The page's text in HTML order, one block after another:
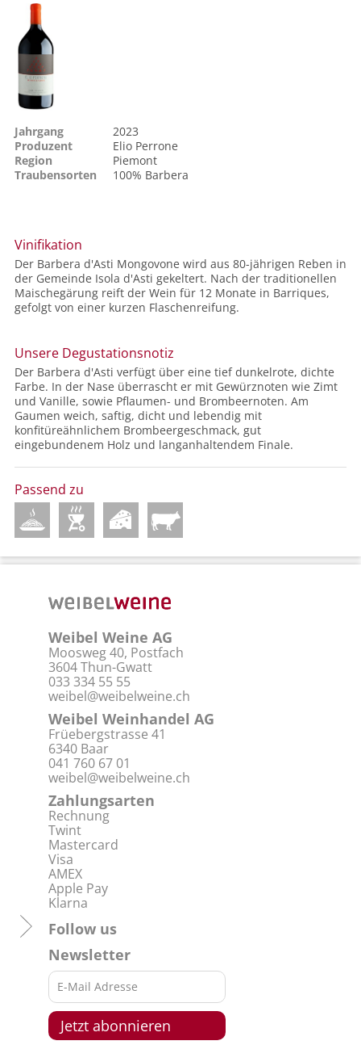
Jahrgang
2023
Produzent
Elio Perrone
Region
Piemont
Traubensorten
100% Barbera
Vinifikation
Der Barbera d'Asti Mongovone wird aus 80-jährigen Reben in
der Gemeinde Isola d'Asti gekeltert. Nach der traditionellen
Maischegärung reift der Wein für 12 Monate in Barriques,
gefolgt von einer kurzen Flaschenreifung.
Unsere Degustationsnotiz
Der Barbera d'Asti verfügt über eine tief dunkelrote, dichte
Farbe. In der Nase überrascht er mit Gewürznoten wie Zimt
und Vanille, sowie Pflaumen- und Brombeernoten. Am
Gaumen weich, saftig, dicht und lebendig mit
konfitüreähnlichem Brombeergeschmack, gut
eingebundenem Holz und langanhaltendem Finale.
Passend zu
Weibel Weine AG
Moosweg 40, Postfach
3604 Thun-Gwatt
033 334 55 55
weibel@weibelweine.ch
Weibel Weinhandel AG
Früebergstrasse 41
6340 Baar
041 760 67 01
weibel@weibelweine.ch
Zahlungsarten
Rechnung
Twint
Mastercard
Visa
AMEX
Apple Pay
Klarna
Follow us
Newsletter